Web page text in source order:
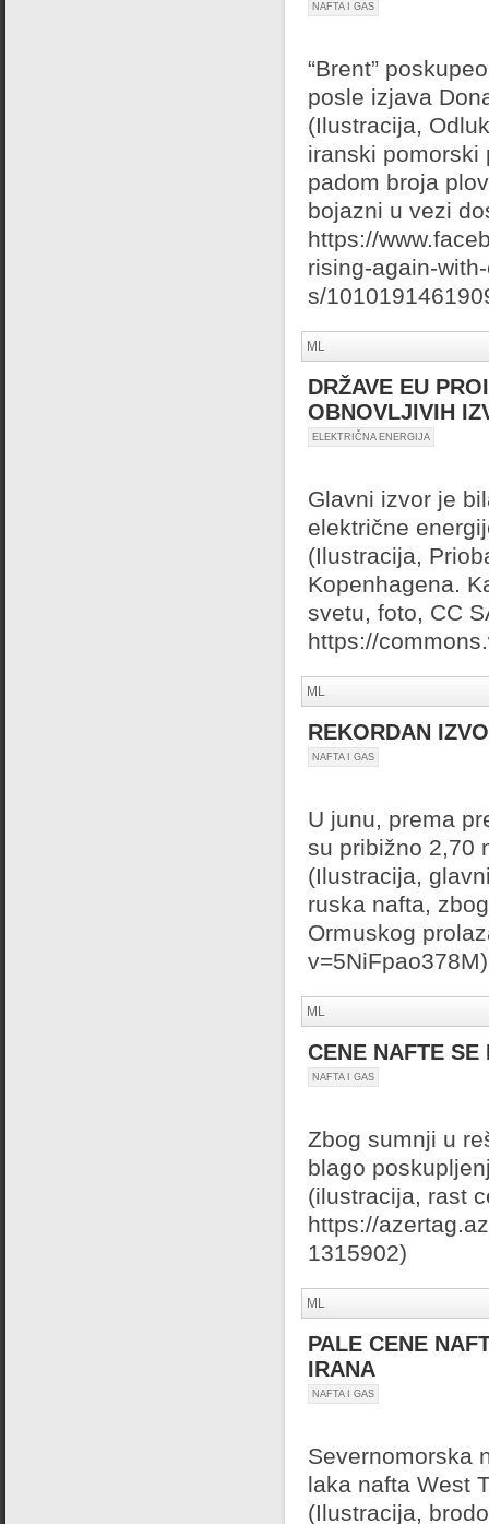
NAFTA I GAS
“Brent”
posle izjava
(Ilustracija,
iranski pomorski
padom broja
bojazni u vezi
https://
rising-again-
s/
ML
DRŽAVE EU
OBNOVLJIVIH
ELEKTRIČNA ENERGIJA
Glavni izvor je
električne
(Ilustracija,
Kopenhagena.
svetu, foto, CC
https://
ML
REKORDAN
NAFTA I GAS
U junu, prema
su pribižno 2,70
(Ilustracija,
ruska nafta,
Ormuskog
v=5NiFpao378M)
ML
CENE NAFTE SE
NAFTA I GAS
Zbog sumnji u
blago
(ilustracija, rast
https://
1315902)
ML
PALE CENE
IRANA
NAFTA I GAS
Severnomorska
laka nafta West
(Ilustracija,